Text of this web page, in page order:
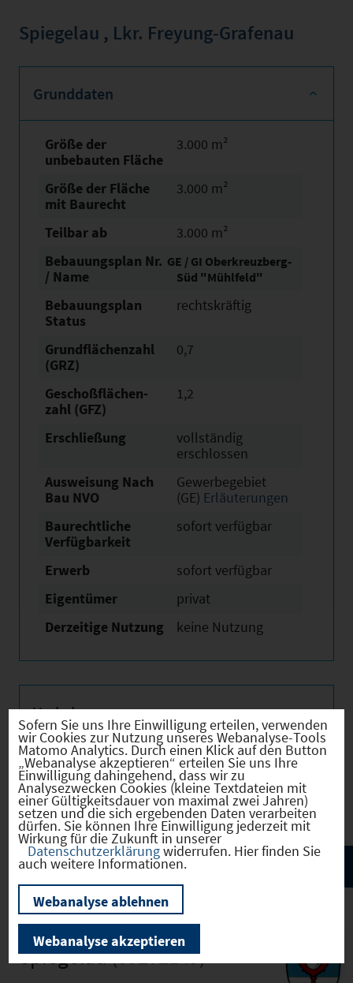
Spiegelau , Lkr. Freyung-Grafenau
Grunddaten
Größe der
unbebauten Fläche
3.000 m²
Größe der Fläche
mit Baurecht
3.000 m²
Teilbar ab
3.000 m²
Bebauungsplan Nr.
/ Name
GE / GI Oberkreuzberg-
Süd "Mühlfeld"
Bebauungsplan
Status
rechtskräftig
Grundflächen­zahl
(GRZ)
0,7
Geschoßflächen­
zahl (GFZ)
1,2
Erschließung
vollständig
erschlossen
Ausweisung Nach
Bau NVO
Gewerbegebiet
(GE) Erläuterungen
Baurechtliche
Verfügbarkeit
sofort verfügbar
Erwerb
sofort verfügbar
Eigentümer
privat
Derzeitige Nutzung
keine Nutzung
Verkehr
Infrastruktur
Spiegelau(09272149)
Sofern Sie uns Ihre Einwilligung erteilen, verwenden
wir Cookies zur Nutzung unseres Webanalyse-Tools
Matomo Analytics. Durch einen Klick auf den Button
„Webanalyse akzeptieren“ erteilen Sie uns Ihre
Einwilligung dahingehend, dass wir zu
Analysezwecken Cookies (kleine Textdateien mit
einer Gültigkeitsdauer von maximal zwei Jahren)
setzen und die sich ergebenden Daten verarbeiten
dürfen. Sie können Ihre Einwilligung jederzeit mit
Wirkung für die Zukunft in unserer
Datenschutzerklärungwiderrufen. Hier finden Sie
auch weitere Informationen.
Webanalyse ablehnen
Webanalyse akzeptieren